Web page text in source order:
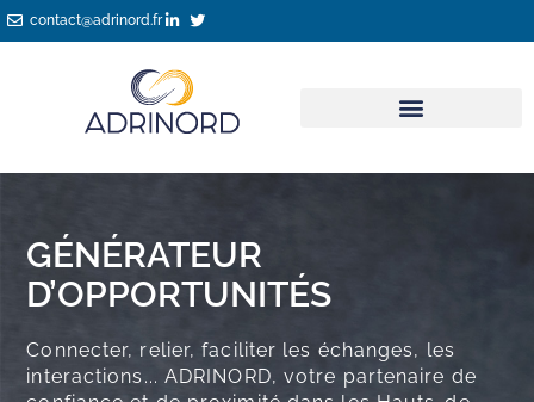
Aller
au
contact@adrinord.fr
GÉNÉRATEUR
D’OPPORTUNITÉS
Connecter, relier, faciliter les échanges, les
interactions... ADRINORD, votre partenaire de